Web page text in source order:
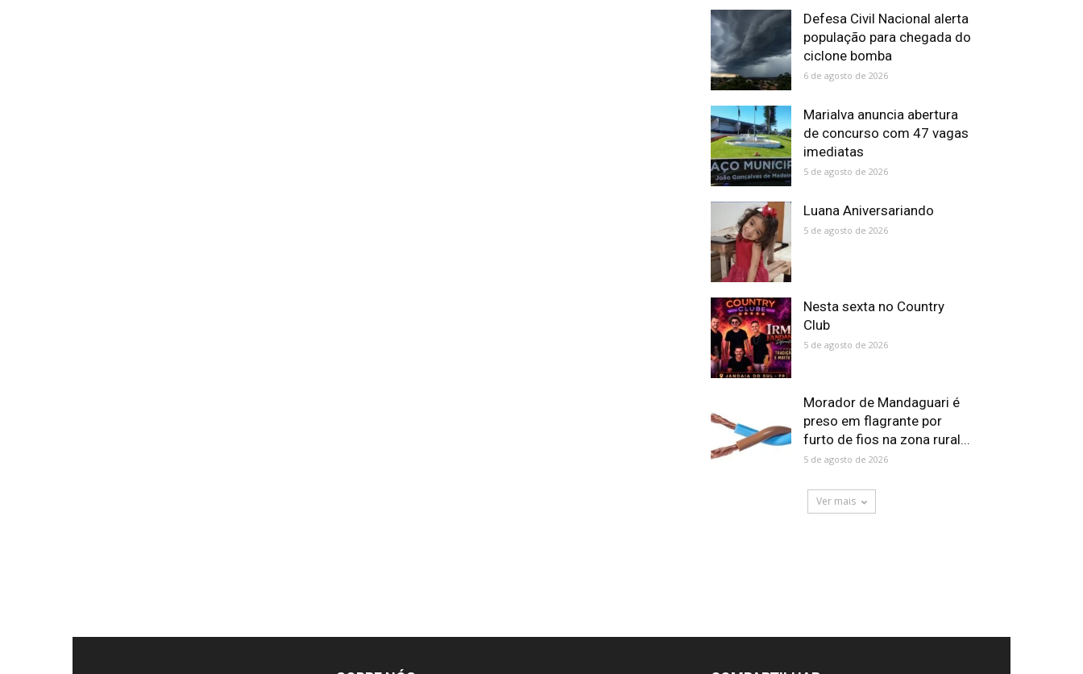
Defesa Civil Nacional alerta
população para chegada do
ciclone bomba
6 de agosto de 2026
Marialva anuncia abertura
de concurso com 47 vagas
imediatas
5 de agosto de 2026
Luana Aniversariando
5 de agosto de 2026
Nesta sexta no Country
Club
5 de agosto de 2026
Morador de Mandaguari é
preso em flagrante por
furto de fios na zona rural...
5 de agosto de 2026
Ver mais